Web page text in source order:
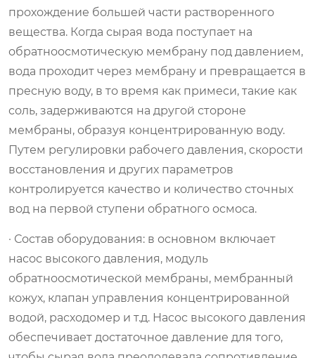
прохождение большей части растворенного
вещества. Когда сырая вода поступает на
обратноосмотическую мембрану под давлением,
вода проходит через мембрану и превращается в
пресную воду, в то время как примеси, такие как
соль, задерживаются на другой стороне
мембраны, образуя концентрированную воду.
Путем регулировки рабочего давления, скорости
восстановления и других параметров
контролируется качество и количество сточных
вод на первой ступени обратного осмоса.
· Состав оборудования: в основном включает
насос высокого давления, модуль
обратноосмотической мембраны, мембранный
кожух, клапан управления концентрированной
водой, расходомер и т.д. Насос высокого давления
обеспечивает достаточное давление для того,